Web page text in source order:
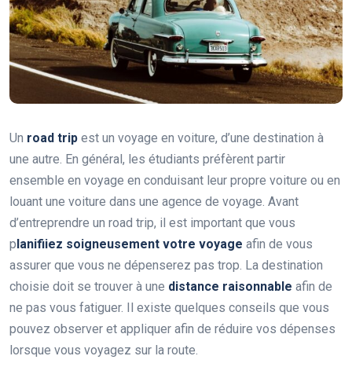
Un road trip est un voyage en voiture, d’une destination à
une autre. En général, les étudiants préfèrent partir
ensemble en voyage en conduisant leur propre voiture ou en
louant une voiture dans une agence de voyage. Avant
d’entreprendre un road trip, il est important que vous
planifiiez soigneusement votre voyage afin de vous
assurer que vous ne dépenserez pas trop. La destination
choisie doit se trouver à une distance raisonnable afin de
ne pas vous fatiguer. Il existe quelques conseils que vous
pouvez observer et appliquer afin de réduire vos dépenses
lorsque vous voyagez sur la route.